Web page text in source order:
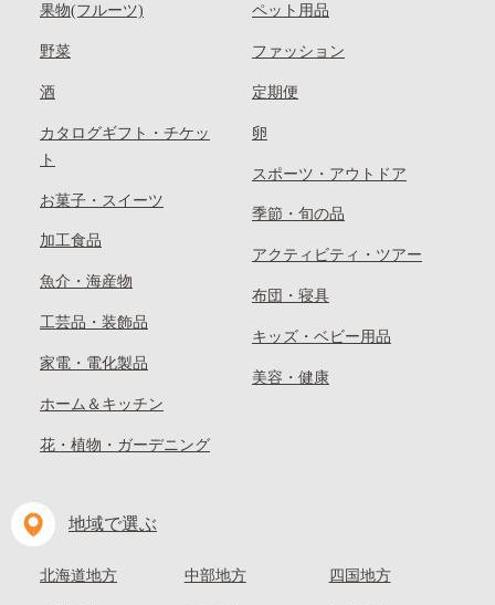
果物(フルーツ)
野菜
酒
カタログギフト・チケッ
ト
お菓子・スイーツ
加工食品
魚介・海産物
工芸品・装飾品
家電・電化製品
ホーム＆キッチン
花・植物・ガーデニング
ペット用品
ファッション
定期便
卵
スポーツ・アウトドア
季節・旬の品
アクティビティ・ツアー
布団・寝具
キッズ・ベビー用品
美容・健康
地域で選ぶ
北海道地方 中部地方 四国地方